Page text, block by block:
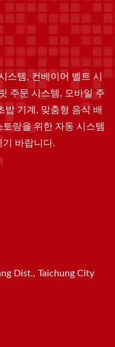
스템, 컨베이어 벨트 시
주문 시스템, 모바일 주
밥 기계, 맞춤형 음식 배
랑을 위한 자동 시스템
기 바랍니다.
Dist., Taichung City